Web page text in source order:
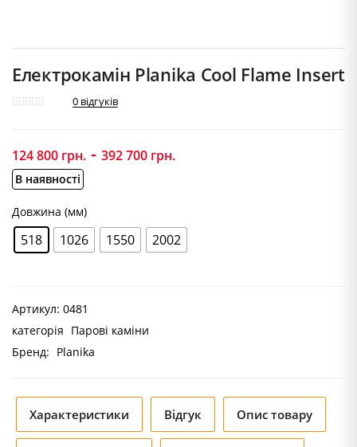
Електрокамін Planika Cool Flame Insert
0 відгуків
124 800 грн. - 392 700 грн.
В наявності
Довжина (мм)
518 1026 1550 2002
Артикул: 0481
категорія Парові каміни
Бренд: Planika
Характеристики Відгук Опис товару